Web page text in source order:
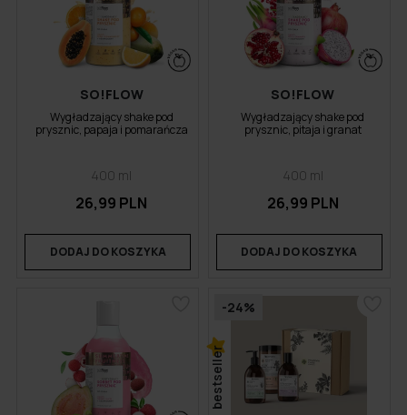
SO!FLOW
Wygładzający shake pod
prysznic, papaja i pomarańcza
400 ml
26,99 PLN
DODAJ DO KOSZYKA
SO!FLOW
Wygładzający shake pod
prysznic, pitaja i granat
400 ml
26,99 PLN
DODAJ DO KOSZYKA
-24%
bestseller